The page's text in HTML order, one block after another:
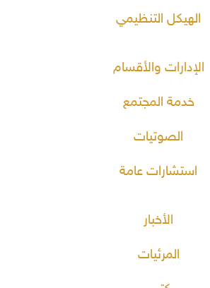
الهيكل التنظيمي
الإدارات والأقسام
خدمة المجتمع
الصوتيات
استشارات عامة
الأخبار
المرئيات